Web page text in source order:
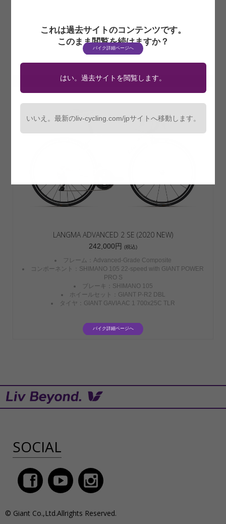
バイク詳細ページへ
LANGMA ADVANCED
LANGMA ADVANCED 2 SE (2020 NEW)
242,000円 (税込)
フレーム：Advanced-Grade Composite
コンポーネント：SHIMANO 105 22-speed with GIANT POWER
PRO S
ブレーキ：SHIMANO 105
ホイールセット：GIANT P-R2 DBL
タイヤ：GIANT GAVIA AC 1 700x25C TLR
バイク詳細ページへ
SOCIAL
© Giant Co.,Ltd.Allrights Reserved.
これは過去サイトのコンテンツです。
このまま閲覧を続けますか？
はい。過去サイトを閲覧します。
いいえ。最新のliv-cycling.com/jpサイトへ移動します。